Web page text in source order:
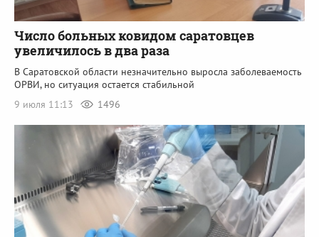
Число больных ковидом саратовцев
увеличилось в два раза
В Саратовской области незначительно выросла заболеваемость
ОРВИ, но ситуация остается стабильной
9 июля 11:13
1496